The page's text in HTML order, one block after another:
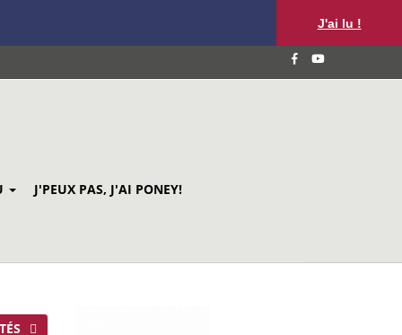
J'ai lu !
J'PEUX PAS, J'AI PONEY!